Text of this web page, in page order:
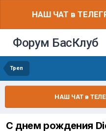
НАШ ЧАТ в
Форум БасКлуб
Треп
НАШ ЧАТ в
С днем рождения